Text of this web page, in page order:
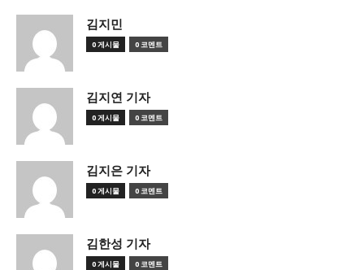
김지민
0 게시물 0 코멘트
김지연 기자
0 게시물 0 코멘트
김지은 기자
0 게시물 0 코멘트
김한성 기자
0 게시물 0 코멘트